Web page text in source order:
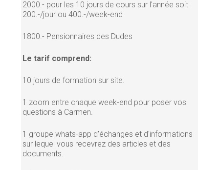
2000.- pour les 10 jours de cours sur l'année soit
200.-/jour ou 400.-/week-end
1800.- Pensionnaires des Dudes
Le tarif comprend:
10 jours de formation sur site.
1 zoom entre chaque week-end pour poser vos
questions à Carmen.
1 groupe whats-app d'échanges et d'informations
sur lequel vous recevrez des articles et des
documents.